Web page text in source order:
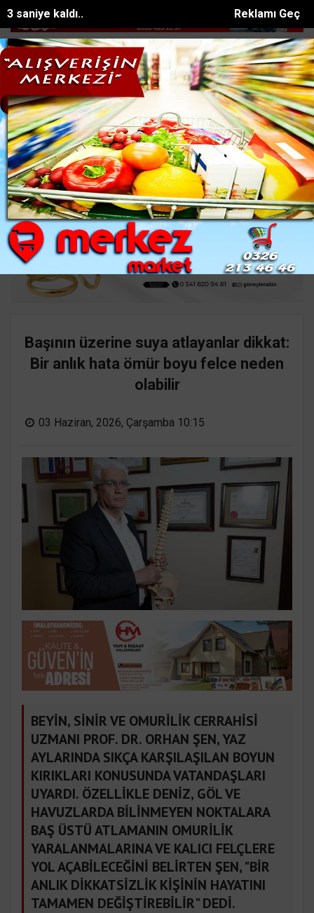
Reklamı Geç
2 saniye kaldı..
pazarı: Dalgalara kapılan 2 kişi... Direğe konan 5 leylekten 3ü
Ana Sayfa SAĞLIK
Başının üzerine suya atlayanlar dikkat:
Bir anlık hata ömür boyu felce neden
olabilir
03 Haziran, 2026, Çarşamba 10:15
BEYİN, SİNİR VE OMURİLİK CERRAHİSİ
UZMANI PROF. DR. ORHAN ŞEN, YAZ
AYLARINDA SIKÇA KARŞILAŞILAN BOYUN
KIRIKLARI KONUSUNDA VATANDAŞLARI
UYARDI. ÖZELLİKLE DENİZ, GÖL VE
HAVUZLARDA BİLİNMEYEN NOKTALARA
BAŞ ÜSTÜ ATLAMANIN OMURİLİK
YARALANMALARINA VE KALICI FELÇLERE
YOL AÇABİLECEĞİNİ BELİRTEN ŞEN, "BİR
ANLIK DİKKATSİZLİK KİŞİNİN HAYATINI
TAMAMEN DEĞİŞTİREBİLİR" DEDİ.